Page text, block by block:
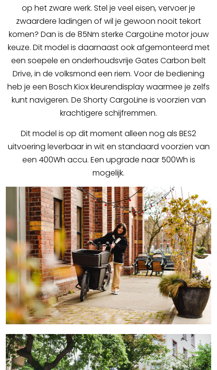
op het zware werk. Stel je veel eisen, vervoer je
zwaardere ladingen of wil je gewoon nooit tekort
komen? Dan is de 85Nm sterke CargoLine motor jouw
keuze. Dit model is daarnaast ook afgemonteerd met
een soepele en onderhoudsvrije Gates Carbon belt
Drive, in de volksmond een riem. Voor de bediening
heb je een Bosch Kiox kleurendisplay waarmee je zelfs
kunt navigeren. De Shorty CargoLine is voorzien van
krachtigere schijfremmen.
Dit model is op dit moment alleen nog als BES2
uitvoering leverbaar in wit en standaard voorzien van
een 400Wh accu. Een upgrade naar 500Wh is
mogelijk.